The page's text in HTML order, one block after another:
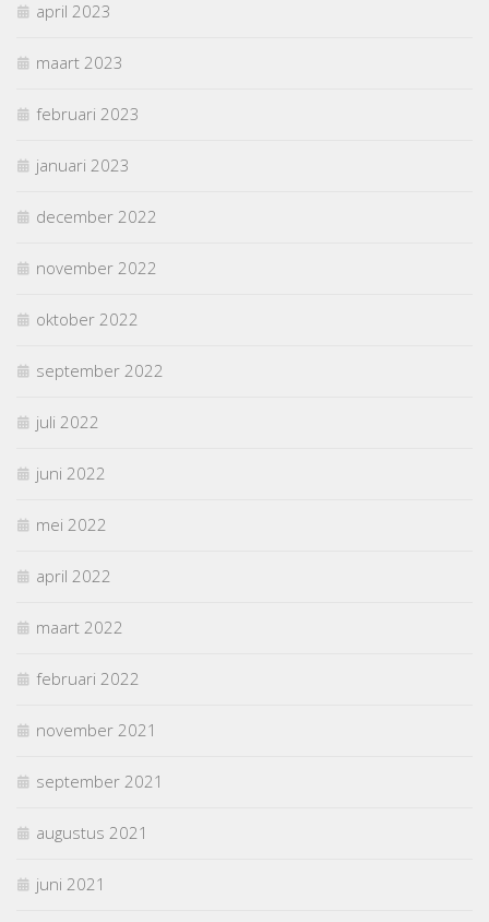
april 2023
maart 2023
februari 2023
januari 2023
december 2022
november 2022
oktober 2022
september 2022
juli 2022
juni 2022
mei 2022
april 2022
maart 2022
februari 2022
november 2021
september 2021
augustus 2021
juni 2021